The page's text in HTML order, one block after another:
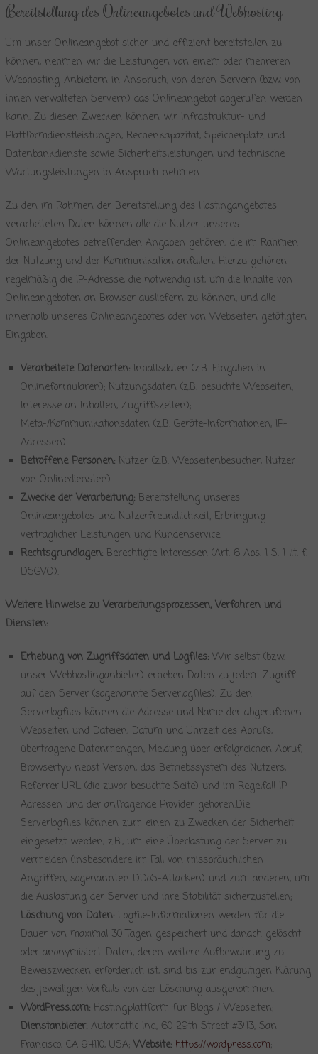
Bereitstellung des Onlineangebotes und Webhosting
Um unser Onlineangebot sicher und effizient bereitstellen zu
können, nehmen wir die Leistungen von einem oder mehreren
Webhosting-Anbietern in Anspruch, von deren Servern (bzw. von
ihnen verwalteten Servern) das Onlineangebot abgerufen werden
kann. Zu diesen Zwecken können wir Infrastruktur- und
Plattformdienstleistungen, Rechenkapazität, Speicherplatz und
Datenbankdienste sowie Sicherheitsleistungen und technische
Wartungsleistungen in Anspruch nehmen.
Zu den im Rahmen der Bereitstellung des Hostingangebotes
verarbeiteten Daten können alle die Nutzer unseres
Onlineangebotes betreffenden Angaben gehören, die im Rahmen
der Nutzung und der Kommunikation anfallen. Hierzu gehören
regelmäßig die IP-Adresse, die notwendig ist, um die Inhalte von
Onlineangeboten an Browser ausliefern zu können, und alle
innerhalb unseres Onlineangebotes oder von Webseiten getätigten
Eingaben.
Verarbeitete Datenarten: Inhaltsdaten (z.B. Eingaben in
Onlineformularen); Nutzungsdaten (z.B. besuchte Webseiten,
Interesse an Inhalten, Zugriffszeiten);
Meta-/Kommunikationsdaten (z.B. Geräte-Informationen, IP-
Adressen).
Betroffene Personen: Nutzer (z.B. Webseitenbesucher, Nutzer
von Onlinediensten).
Zwecke der Verarbeitung: Bereitstellung unseres
Onlineangebotes und Nutzerfreundlichkeit; Erbringung
vertraglicher Leistungen und Kundenservice.
Rechtsgrundlagen: Berechtigte Interessen (Art. 6 Abs. 1 S. 1 lit. f.
DSGVO).
Weitere Hinweise zu Verarbeitungsprozessen, Verfahren und
Diensten:
Erhebung von Zugriffsdaten und Logfiles: Wir selbst (bzw.
unser Webhostinganbieter) erheben Daten zu jedem Zugriff
auf den Server (sogenannte Serverlogfiles). Zu den
Serverlogfiles können die Adresse und Name der abgerufenen
Webseiten und Dateien, Datum und Uhrzeit des Abrufs,
übertragene Datenmengen, Meldung über erfolgreichen Abruf,
Browsertyp nebst Version, das Betriebssystem des Nutzers,
Referrer URL (die zuvor besuchte Seite) und im Regelfall IP-
Adressen und der anfragende Provider gehören.Die
Serverlogfiles können zum einen zu Zwecken der Sicherheit
eingesetzt werden, z.B., um eine Überlastung der Server zu
vermeiden (insbesondere im Fall von missbräuchlichen
Angriffen, sogenannten DDoS-Attacken) und zum anderen, um
die Auslastung der Server und ihre Stabilität sicherzustellen;
Löschung von Daten: Logfile-Informationen werden für die
Dauer von maximal 30 Tagen gespeichert und danach gelöscht
oder anonymisiert. Daten, deren weitere Aufbewahrung zu
Beweiszwecken erforderlich ist, sind bis zur endgültigen Klärung
des jeweiligen Vorfalls von der Löschung ausgenommen.
WordPress.com: Hostingplattform für Blogs / Webseiten;
Dienstanbieter: Automattic Inc., 60 29th Street #343, San
Francisco, CA 94110, USA; Website: https://wordpress.com;